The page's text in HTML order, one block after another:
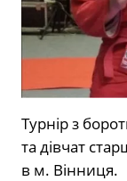
Турнір з
та дівчат
в м. Вінниця.